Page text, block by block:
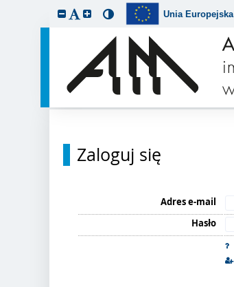
Unia Europejska
Zaloguj się
Adres e-mail
Hasło